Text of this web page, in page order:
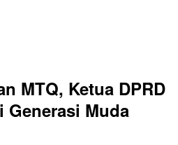
MTQ, Ketua DPRD
Generasi Muda